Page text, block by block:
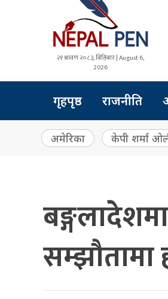
२१ श्रावण २०८३, बिहिबार | August 6,
2026
गृहपृष्ठ राजनीति
अमेरिका केपी शर्मा
बङ्गलादेशमा
सम्झौतामा